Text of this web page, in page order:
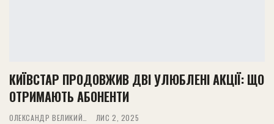
КИЇВСТАР ПРОДОВЖИВ ДВІ УЛЮБЛЕНІ АКЦІЇ: ЩО
ОТРИМАЮТЬ АБОНЕНТИ
ЛИС 2, 2025